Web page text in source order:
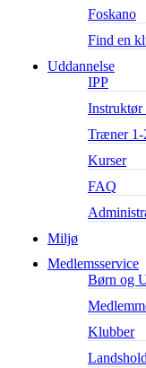
Foskano
Find en
Uddannelse
IPP
Instruktør
Træner 1-
Kurser
FAQ
Miljø
Medlemsservice
Børn og
Klubber